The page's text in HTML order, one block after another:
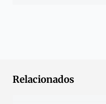
Relacionados